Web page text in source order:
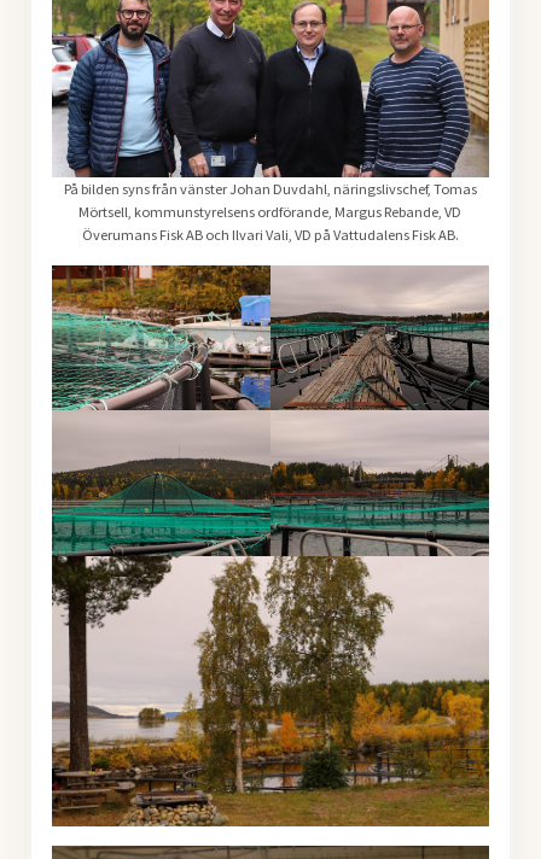
På bilden syns från vänster Johan Duvdahl, näringslivschef, Tomas
Mörtsell, kommunstyrelsens ordförande, Margus Rebande, VD
Överumans Fisk AB och Ilvari Vali, VD på Vattudalens Fisk AB.